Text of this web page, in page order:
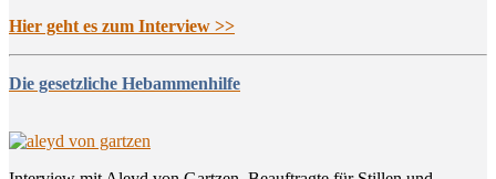
Hier geht es zum Interview >>
Die gesetzliche Hebammenhilfe